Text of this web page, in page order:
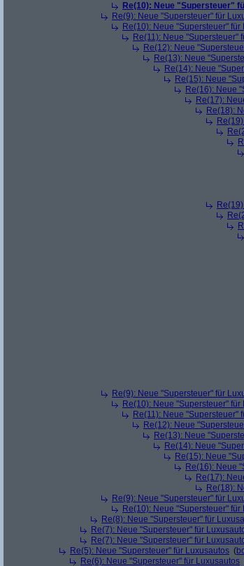
Re(10): Neue "Supersteuer"
Re(9): Neue "Supersteuer" für
Re(10): Neue "Supersteuer" für
Re(11): Neue "Supersteuer"
Re(12): Neue
Re(13): Neue
Re(14): Neue
Re(15): Neue
Re(16): Neue
Re(17):
Re(18):
Re(9): Neue "Supersteuer" für
Re(10): Neue "Supersteuer" für
Re(11): Neue "Supersteuer"
Re(12): Neue
Re(13): Neue
Re(14): Neue
Re(15): Neue
Re(16): Neue
Re(17):
Re(18):
Re(9): Neue "Supersteuer" für
Re(10): Neue "Supersteuer" für
Re(8): Neue "Supersteuer" für
Re(7): Neue "Supersteuer" für
Re(7): Neue "Supersteuer" für
Re(5): Neue "Supersteuer" für Luxusautos (
Re(6): Neue "Supersteuer" für Luxusautos